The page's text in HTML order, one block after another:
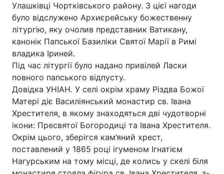
Улашківці Чортківського району. З цієї нагоди
було відслужено Архиєрейську божественну
літургію, яку очолив представник Ватикану,
канонік Папської Базиліки Святої Марії в Римі
владика Іриней.
Під час літургії було надано привілей Ласки
повного папського відпусту.
Довідка УНІАН. У селі окрім храму Різдва Божої
Матері діє Василіянський монастир св. Івана
Хрестителя, в якому знаходяться дві чудотворні
ікони: Пресвятої Богородиці та Івана Хрестителя.
Окрім цього, зберігся кам’яний хрест,
поставлений у 1865 році ігуменом Ігнатієм
Нагурським на тому місці, де колись у скелі біля